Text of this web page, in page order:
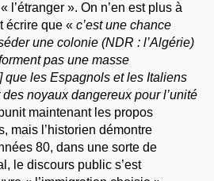
l’étranger ». On n’en est plus à
écrire que « c’est une chance
une colonie (NDR : l’Algérie)
pas une masse
les Espagnols et les Italiens
noyaux dangereux pour l’unité
maintenant les propos
mais l’historien démontre
80, dans une sorte de
le discours public s’est